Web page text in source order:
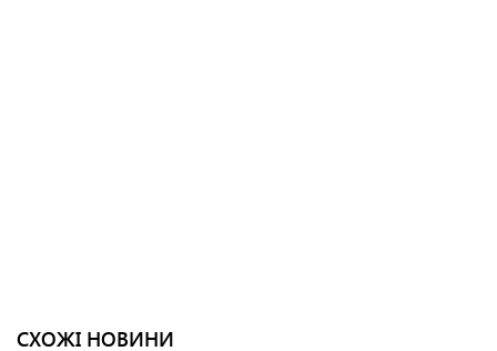
СХОЖІ НОВИНИ